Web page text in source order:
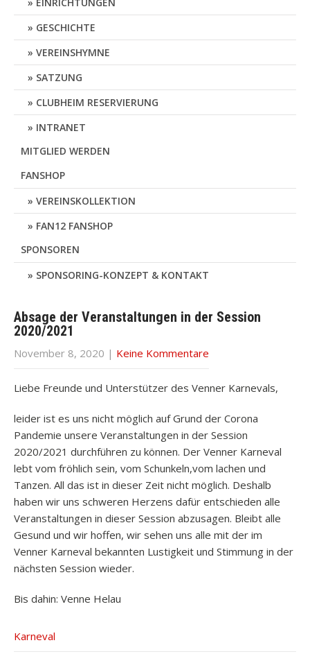
GESCHICHTE
VEREINSHYMNE
SATZUNG
CLUBHEIM RESERVIERUNG
INTRANET
MITGLIED WERDEN
FANSHOP
VEREINSKOLLEKTION
FAN12 FANSHOP
SPONSOREN
SPONSORING-KONZEPT & KONTAKT
Absage der Veranstaltungen in der Session
2020/2021
November 8, 2020 | Keine Kommentare
Liebe Freunde und Unterstützer des Venner Karnevals,
leider ist es uns nicht möglich auf Grund der Corona
Pandemie unsere Veranstaltungen in der Session
2020/2021 durchführen zu können. Der Venner Karneval
lebt vom fröhlich sein, vom Schunkeln,vom lachen und
Tanzen. All das ist in dieser Zeit nicht möglich. Deshalb
haben wir uns schweren Herzens dafür entschieden alle
Veranstaltungen in dieser Session abzusagen. Bleibt alle
Gesund und wir hoffen, wir sehen uns alle mit der im
Venner Karneval bekannten Lustigkeit und Stimmung in der
nächsten Session wieder.
Bis dahin: Venne Helau
Karneval